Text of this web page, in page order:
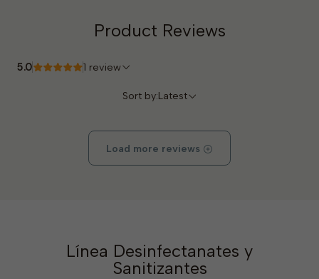
Product Reviews
5.0 1 review
Sort by:Latest
Load more reviews
Línea Desinfectanates y
Sanitizantes